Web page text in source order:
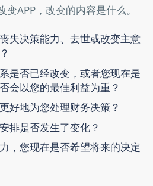
APP，改变的内容是什么。
失决策能力、去世或改变主意
是否已经改变，或者您现在是
会以您的最佳利益为重？
好地为您处理财务决策？
排是否发生了变化？
，您现在是否希望将来的决定